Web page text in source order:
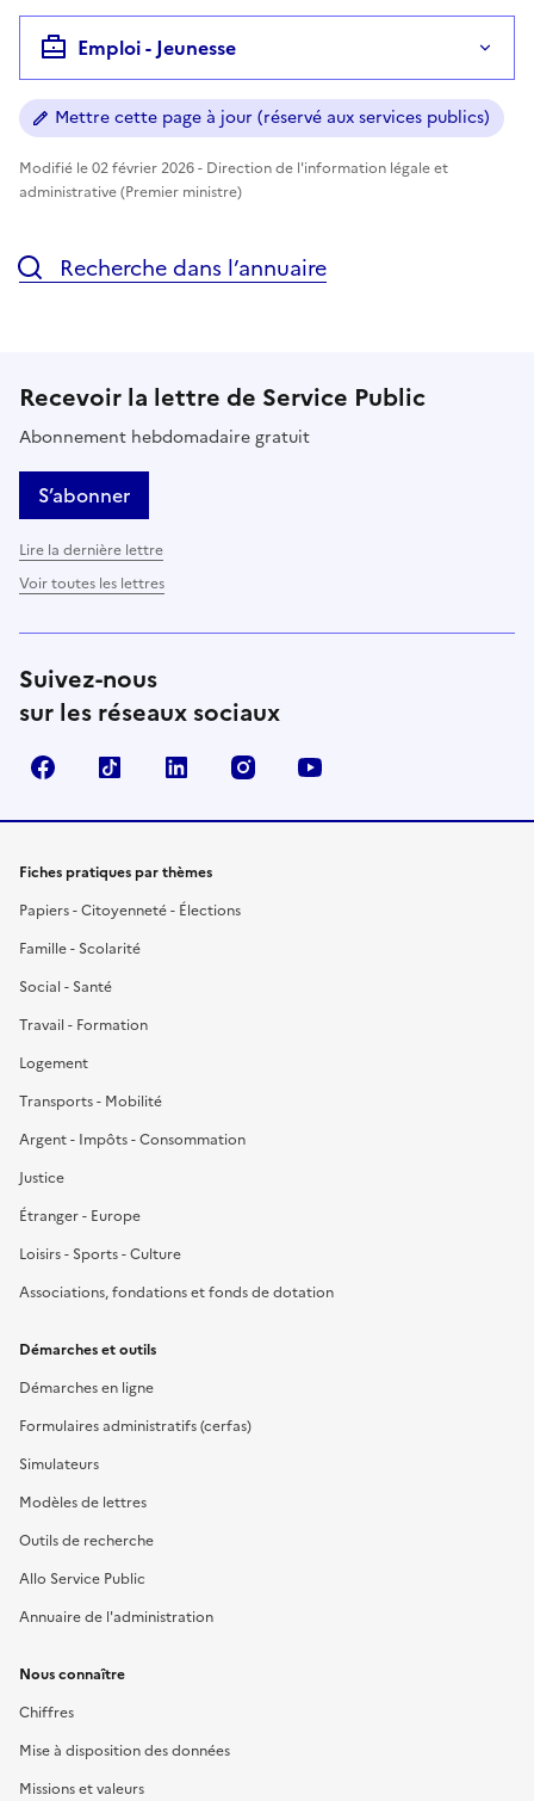
Emploi - Jeunesse
Mettre cette page à jour (réservé aux services publics)
Modifié le 02 février 2026 - Direction de l'information légale et
administrative (Premier ministre)
Recherche dans l’annuaire
Recevoir la lettre de Service Public
Abonnement hebdomadaire gratuit
S’abonner
Lire la dernière lettre
Voir toutes les lettres
Suivez-nous
sur les réseaux sociaux
FacebookTikTok LinkedIn Instagram
Fiches pratiques par thèmes
Papiers - Citoyenneté - Élections
Famille - Scolarité
Social - Santé
Travail - Formation
Logement
Transports - Mobilité
Argent - Impôts - Consommation
Justice
Étranger - Europe
Loisirs - Sports - Culture
Associations, fondations et fonds de dotation
Démarches et outils
Démarches en ligne
Formulaires administratifs (cerfas)
Simulateurs
Modèles de lettres
Outils de recherche
Allo Service Public
Annuaire de l'administration
Nous connaître
Chiffres
Mise à disposition des données
Missions et valeurs